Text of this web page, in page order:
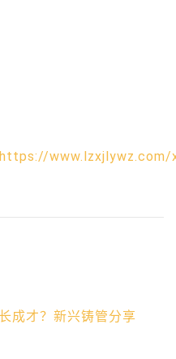
www.lzxjlywz.com/
成才？新兴铸管分享